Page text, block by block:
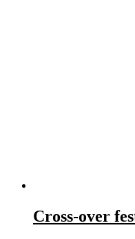
Cross-over